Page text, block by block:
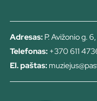
Adresas:P. Avižonio g.
Telefonas:+370 611
El. paštas: